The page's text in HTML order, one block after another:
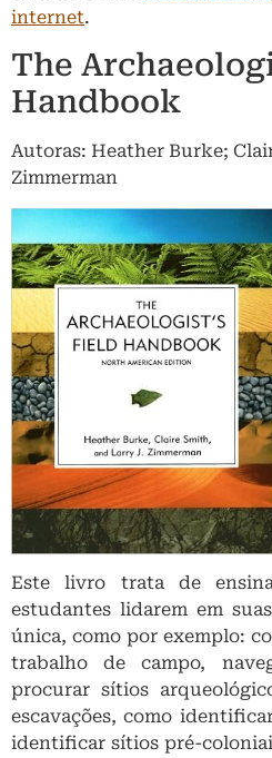
internet.
The
Handbook
Autoras: Heather Burke;
Zimmerman
Este livro trata de
estudantes lidarem em
única, como por exemplo:
trabalho de campo,
procurar sítios
escavações, como
identificar sítios pré-